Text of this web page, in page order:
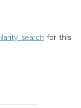
search for this